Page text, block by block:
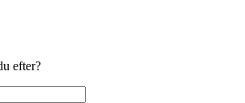
efter?